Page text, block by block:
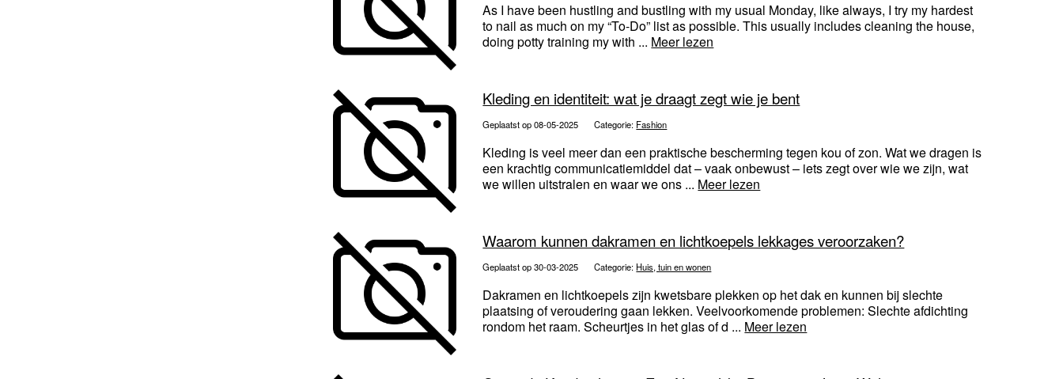
As I have been hustling and bustling with my usual Monday, like always, I try my hardest
to nail as much on my “To-Do” list as possible. This usually includes cleaning the house,
doing potty training my with ... Meer lezen
Kleding en identiteit: wat je draagt zegt wie je bent
Geplaatst op 08-05-2025 Categorie: Fashion
Kleding is veel meer dan een praktische bescherming tegen kou of zon. Wat we dragen is
een krachtig communicatiemiddel dat – vaak onbewust – iets zegt over wie we zijn, wat
we willen uitstralen en waar we ons ... Meer lezen
Waarom kunnen dakramen en lichtkoepels lekkages veroorzaken?
Geplaatst op 30-03-2025 Categorie: Huis, tuin en wonen
Dakramen en lichtkoepels zijn kwetsbare plekken op het dak en kunnen bij slechte
plaatsing of veroudering gaan lekken. Veelvoorkomende problemen: Slechte afdichting
rondom het raam. Scheurtjes in het glas of d ... Meer lezen